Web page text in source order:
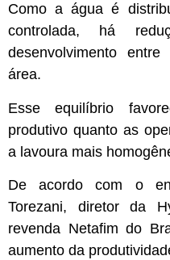
Como a água é
controlada, há
desenvolvimento
área.
Esse equilíbrio
produtivo quanto as
a lavoura mais
De acordo com o
Torezani, diretor da
revenda Netafim do
aumento da